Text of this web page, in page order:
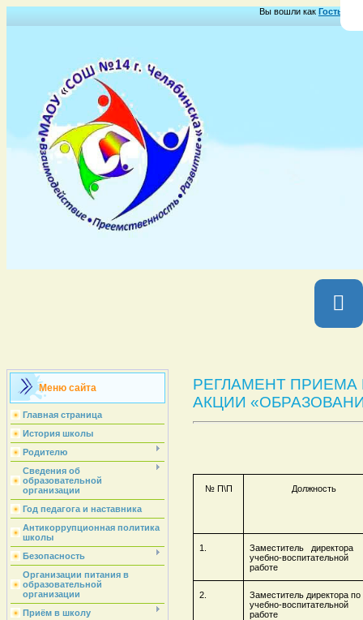
Вы вошли как Гость
Меню сайта
Главная страница
История школы
Родителю
Сведения об
образовательной
организации
Год педагога и наставника
Антикоррупционная политика
школы
Безопасность
Организации питания в
образовательной
организации
Приём в школу
РЕГЛАМЕНТ
АКЦИИ
№ П\П Должность
1.
Заместитель
учебно-воспитательной
работе
2.
Заместитель директора по
учебно-воспитательной
работе